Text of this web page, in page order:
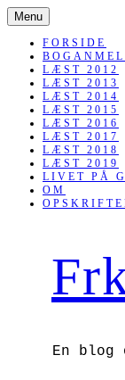
Menu SKIP
TO
CONTENT
FORSIDE
LÆST 2012
LÆST 2013
LÆST 2014
LÆST 2015
LÆST 2016
LÆST 2017
LÆST 2018
LÆST 2019
LIVET PÅ
OM
En blog